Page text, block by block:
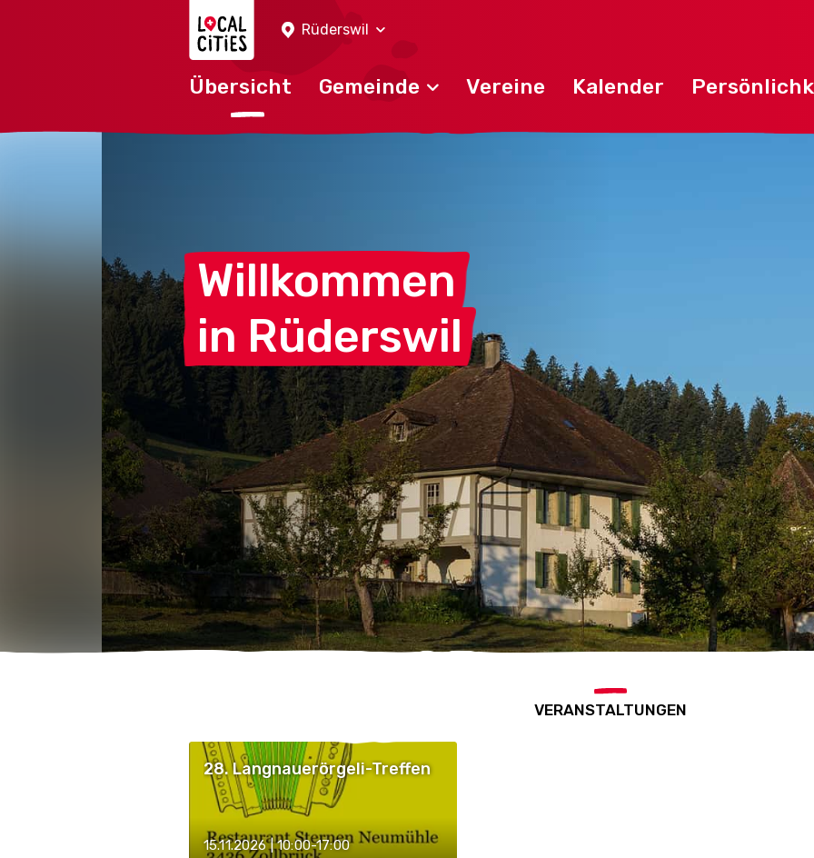
Rüderswil
Übersicht Gemeinde Vereine Kalender
Willkommen
in Rüderswil
VERANSTALTUNGEN
28. Langnauerörgeli-Treffen
15.11.2026 | 10:00-17:00